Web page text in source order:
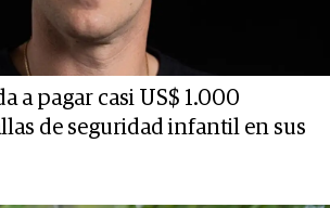
a pagar casi US$ 1.000
de seguridad infantil en sus